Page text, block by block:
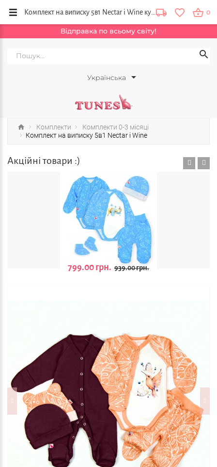
Відправка по всьому світу!
Українська
0
Комплекти
Комплекти 0-3 місяці
Комплект на виписку 5в1 Nectar і Wine
Акційні товари :)
799.00 грн. 939.00 грн.